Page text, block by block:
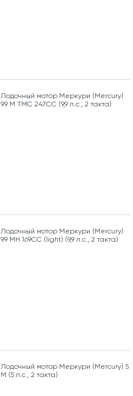
Лодочный мотор Меркури (Mercury)
9.9 M TMC 247CC (9,9 л.с., 2 такта)
Лодочный мотор Меркури (Mercury)
9.9 MH 169CC (light) (9,9 л.с., 2 такта)
Лодочный мотор Меркури (Mercury) 5
M (5 л.с., 2 такта)